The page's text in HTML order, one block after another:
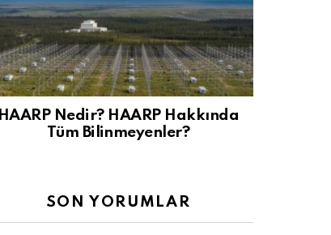
HAARP Nedir? HAARP Hakkında
Tüm Bilinmeyenler?
SON YORUMLAR